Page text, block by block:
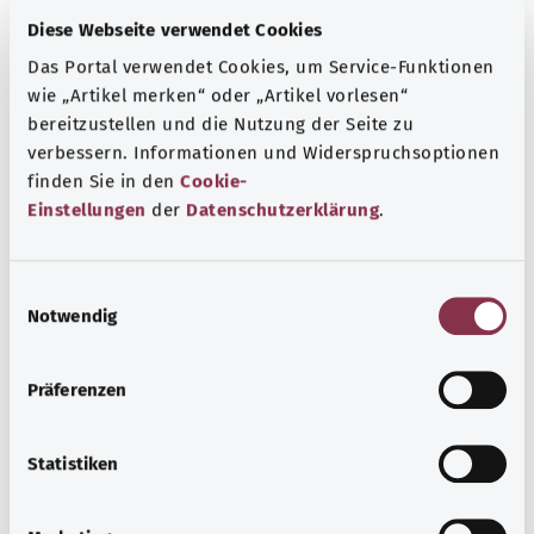
Diese Webseite verwendet Cookies
Das Portal verwendet Cookies, um Service-Funktionen
wie „Artikel merken“ oder „Artikel vorlesen“
bereitzustellen und die Nutzung der Seite zu
verbessern. Informationen und Widerspruchsoptionen
finden Sie in den Cookie-
Einstellungen der Datenschutzerklärung.
Notwendig
Präferenzen
Statistiken
Hernien
durch eine Lücke in der Bauchwand hervor.
sich vor allem bei Männern.